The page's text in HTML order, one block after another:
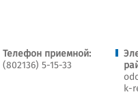
Телефон приемной:
(802136) 5-15-33
k-